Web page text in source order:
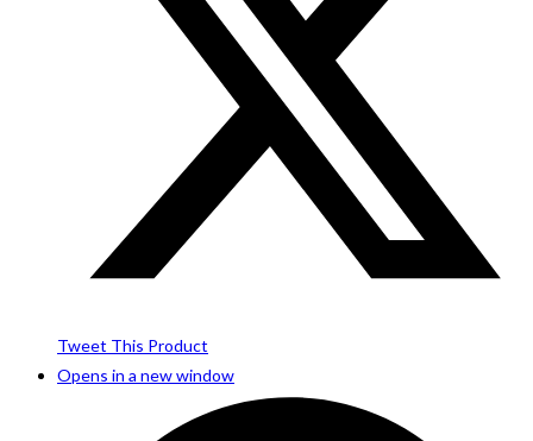
Tweet This Product
Opens in a new window